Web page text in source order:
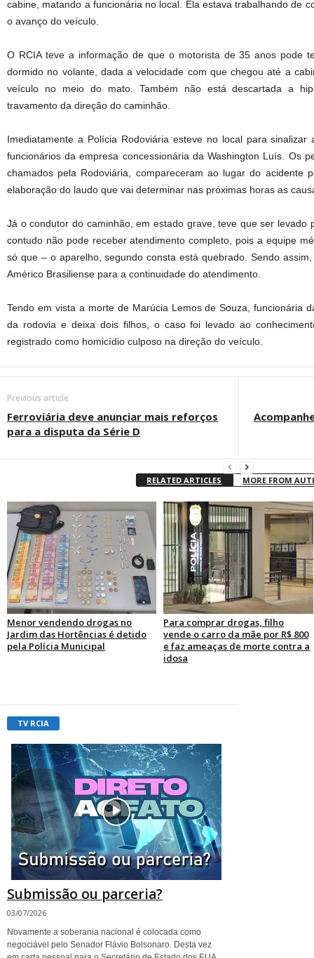
cabine, matando a funcionária no local. Ela estava trabalhando de
o avanço do veículo.
O RCIA teve a informação de que o motorista de 35 anos pode
dormido no volante, dada a velocidade com que chegou até a
veículo no meio do mato. Também não está descartada a
travamento da direção do caminhão.
Imediatamente a Polícia Rodoviária esteve no local para
funcionários da empresa concessionária da Washington Luís. Os
chamados pela Rodoviária, compareceram ao lugar do acidente
elaboração do laudo que vai determinar nas próximas horas as
Já o condutor do caminhão, em estado grave, teve que ser levado
contudo não pode receber atendimento completo, pois a equipe
só que – o aparelho, segundo consta está quebrado. Sendo
Américo Brasiliense para a continuidade do atendimento.
Tendo em vista a morte de Marúcia Lemos de Souza, funcionária
da rodovia e deixa dois filhos, o caso foi levado ao
registrado como homicídio culposo na direção do veículo.
Previous article
Ferroviária deve anunciar mais reforços
para a disputa da Série D
RELATED ARTICLES MORE FROM
Menor vendendo drogas no
Jardim das Hortências é detido
pela Polícia Municipal
Para comprar drogas, filho
vende o carro da mãe por R$ 800
e faz ameaças de morte contra a
idosa
TV RCIA
Submissão ou parceria?
03/07/2026
Novamente a soberania nacional é colocada como
negociável pelo Senador Flávio Bolsonaro. Desta vez